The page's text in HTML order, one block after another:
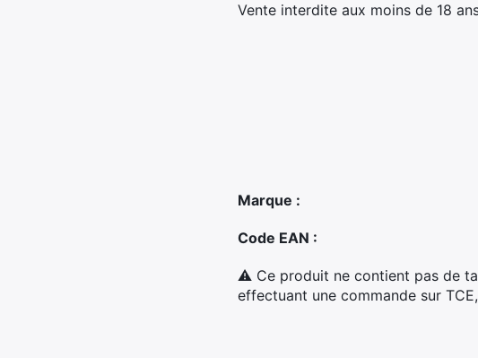
Vente interdite aux moins de 18
Marque :
Code EAN :
⚠ Ce produit ne contient pas de
effectuant une commande sur